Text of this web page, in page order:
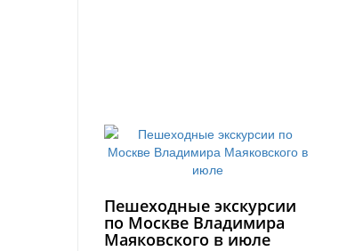
Пешеходные экскурсии
по Москве Владимира
Маяковского в июле